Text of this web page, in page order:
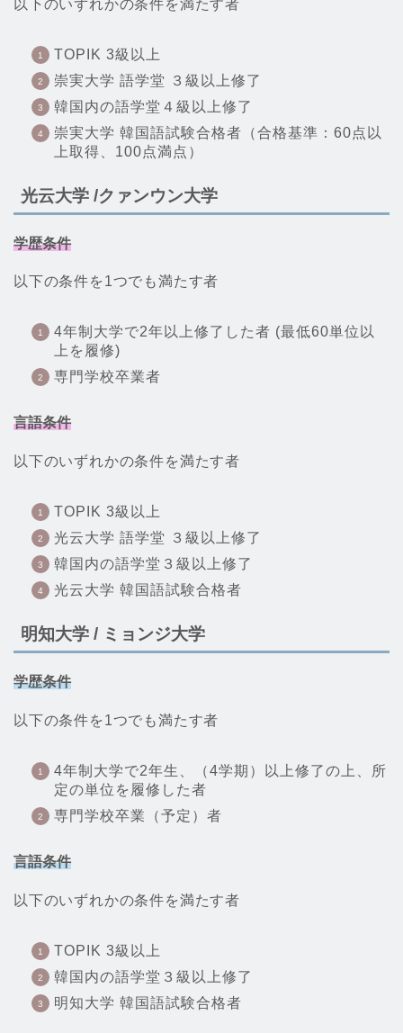
以下のいずれかの条件を満たす者
TOPIK 3級以上
崇実大学 語学堂 ３級以上修了
韓国内の語学堂４級以上修了
崇実大学 韓国語試験合格者（合格基準：60点以
上取得、100点満点）
光云大学 /クァンウン大学
学歴条件
以下の条件を1つでも満たす者
4年制大学で2年以上修了した者 (最低60単位以
上を履修)
専門学校卒業者
言語条件
以下のいずれかの条件を満たす者
TOPIK 3級以上
光云大学 語学堂 ３級以上修了
韓国内の語学堂３級以上修了
光云大学 韓国語試験合格者
明知大学 / ミョンジ大学
学歴条件
以下の条件を1つでも満たす者
4年制大学で2年生、（4学期）以上修了の上、所
定の単位を履修した者
専門学校卒業（予定）者
言語条件
以下のいずれかの条件を満たす者
TOPIK 3級以上
韓国内の語学堂３級以上修了
明知大学 韓国語試験合格者